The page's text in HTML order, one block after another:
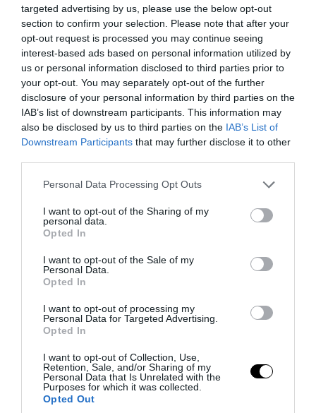
targeted advertising by us, please use the below opt-out
section to confirm your selection. Please note that after your
opt-out request is processed you may continue seeing
interest-based ads based on personal information utilized by
us or personal information disclosed to third parties prior to
your opt-out. You may separately opt-out of the further
disclosure of your personal information by third parties on the
IAB’s list of downstream participants. This information may
also be disclosed by us to third parties on the IAB’s List of
Downstream Participants that may further disclose it to other
Please note that this website/app uses one or more Google
not limited to your visit or usage behaviour. You may click to
grant or deny consent to Google and its third-party tags to
use your data for below specified purposes in below Google
consent section.
Personal Data Processing Opt Outs
I want to opt-out of the Sharing of my
personal data.
Opted In
I want to opt-out of the Sale of my
Personal Data.
Opted In
I want to opt-out of processing my
Personal Data for Targeted Advertising.
Opted In
I want to opt-out of Collection, Use,
Retention, Sale, and/or Sharing of my
Personal Data that Is Unrelated with the
Purposes for which it was collected.
Opted Out
Μπορεί να φοράς κάτι αρχαιότερο από
τον Ήλιο χωρίς να το ξέρεις